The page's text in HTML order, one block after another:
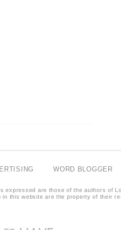
WORD BLOGGER
expressed are those of the authors of
this website are the property of their